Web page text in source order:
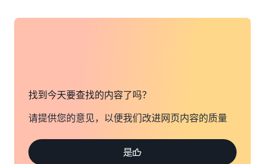
找到今天要查找的内容了吗？
请提供您的意见，以便我们改进网页内容的质量
是